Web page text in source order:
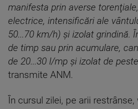
manifesta prin averse
electrice, intensificări ale
50...70 km/h) şi izolat grindină.
de timp sau prin acumulare,
de 20...30 l/mp şi izolat de
transmite ANM.
În cursul zilei, pe arii